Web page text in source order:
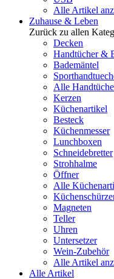
Alle Artikel
Zuhause & Leben
Zurück zu allen
Decken
Handtücher &
Bademäntel
Alle
Kerzen
Küchenartikel
Besteck
Küchenmesser
Lunchboxen
Schneidebretter
Strohhalme
Öffner
Alle
Magneten
Teller
Uhren
Untersetzer
Wein-Zubehör
Alle Artikel
Alle Artikel